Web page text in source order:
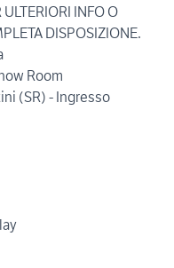
ULTERIORI INFO O
DISPOSIZIONE.
Room
(SR) - Ingresso